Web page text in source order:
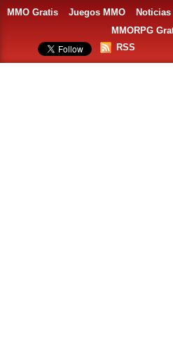
MMO Gratis Juegos MMO Noticias
MMORPG
RSS